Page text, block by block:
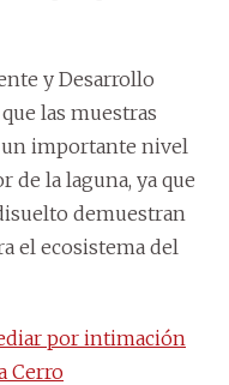
y Desarrollo
las muestras
un importante nivel
de la laguna, ya que
demuestran
el ecosistema del
por intimación
Cerro